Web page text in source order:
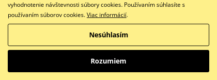
SEMIP.COND.MOBIL.POST YAM 250
Polořemenice plávajúcá hnaná RMS 100320360
vyhodnotenie návštevnosti súbory cookies. Používaním súhlasíte s
používaním súborov cookies.Viac informácií.
Nesúhlasím
Rozumiem